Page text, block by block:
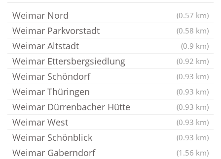
Weimar Nord (0.57 km)
Weimar Parkvorstadt (0.58 km)
Weimar Altstadt (0.9 km)
Weimar Ettersbergsiedlung (0.92 km)
Weimar Schöndorf (0.93 km)
Weimar Thüringen (0.93 km)
Weimar Dürrenbacher Hütte (0.93 km)
Weimar West (0.93 km)
Weimar Schönblick (0.93 km)
Weimar Gaberndorf (1.56 km)